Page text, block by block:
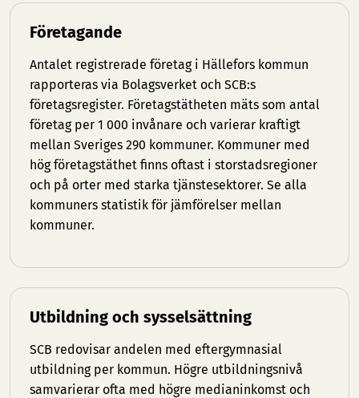
Företagande
Antalet registrerade företag i Hällefors kommun
rapporteras via Bolagsverket och SCB:s
företagsregister. Företagstätheten mäts som antal
företag per 1 000 invånare och varierar kraftigt
mellan Sveriges 290 kommuner. Kommuner med
hög företagstäthet finns oftast i storstadsregioner
och på orter med starka tjänstesektorer. Se alla
kommuners statistik för jämförelser mellan
kommuner.
Utbildning och sysselsättning
SCB redovisar andelen med eftergymnasial
utbildning per kommun. Högre utbildningsnivå
samvarierar ofta med högre medianinkomst och